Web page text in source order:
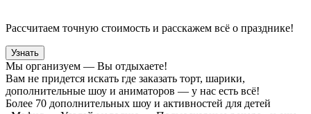
Рассчитаем точную стоимость и расскажем всё о празднике!
Узнать
Мы организуем — Вы отдыхаете!
Вам не придется искать где заказать торт, шарики,
дополнительные шоу и аниматоров — у нас есть всё!
Более 70 дополнительных шоу и активностей для детей